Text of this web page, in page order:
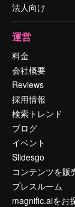
法人向け
運営
料金
会社概要
Reviews
採用情報
検索トレンド
ブログ
イベント
Slidesgo
コンテンツを販
プレスルーム
magnific.aiをお